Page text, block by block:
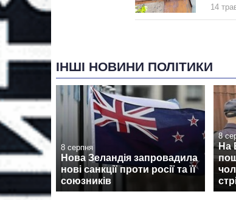
14
ІНШІ НОВИНИ ПОЛІТИКИ
8 серпня
Нова Зеландія запровадила
нові санкції проти росії та її
союзників
8
На